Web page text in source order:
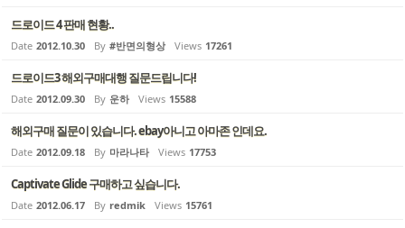
드로이드 4 판매 현황..
Date 2012.10.30 By #반면의형상 Views 17261
드로이드3 해외구매대행 질문드립니다!
Date 2012.09.30 By 운하 Views 15588
해외구매 질문이 있습니다. ebay아니고 아마존 인데요.
Date 2012.09.18 By 마라나타 Views 17753
Captivate Glide 구매하고 싶습니다.
Date 2012.06.17 By redmik Views 15761